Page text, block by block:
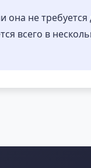
она не требуется
всего в